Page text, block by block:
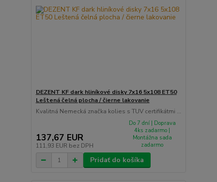
DEZENT KF dark hliníkové disky 7x16 5x108 ET50
Leštená čelná plocha / čierne lakovanie
Kvalitná Nemecká značka kolies s TUV certifikátmi ...
137,67 EUR
111,93 EUR bez DPH
Do 7 dní | Doprava
4ks zadarmo |
Montážna sada
zadarmo
Pridať do košíka